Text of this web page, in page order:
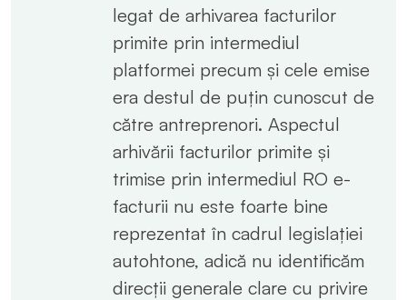
legat de arhivarea facturilor
primite prin intermediul
platformei precum și cele emise
era destul de puțin cunoscut de
către antreprenori. Aspectul
arhivării facturilor primite și
trimise prin intermediul RO e-
facturii nu este foarte bine
reprezentat în cadrul legislației
autohtone, adică nu identificăm
direcții generale clare cu privire